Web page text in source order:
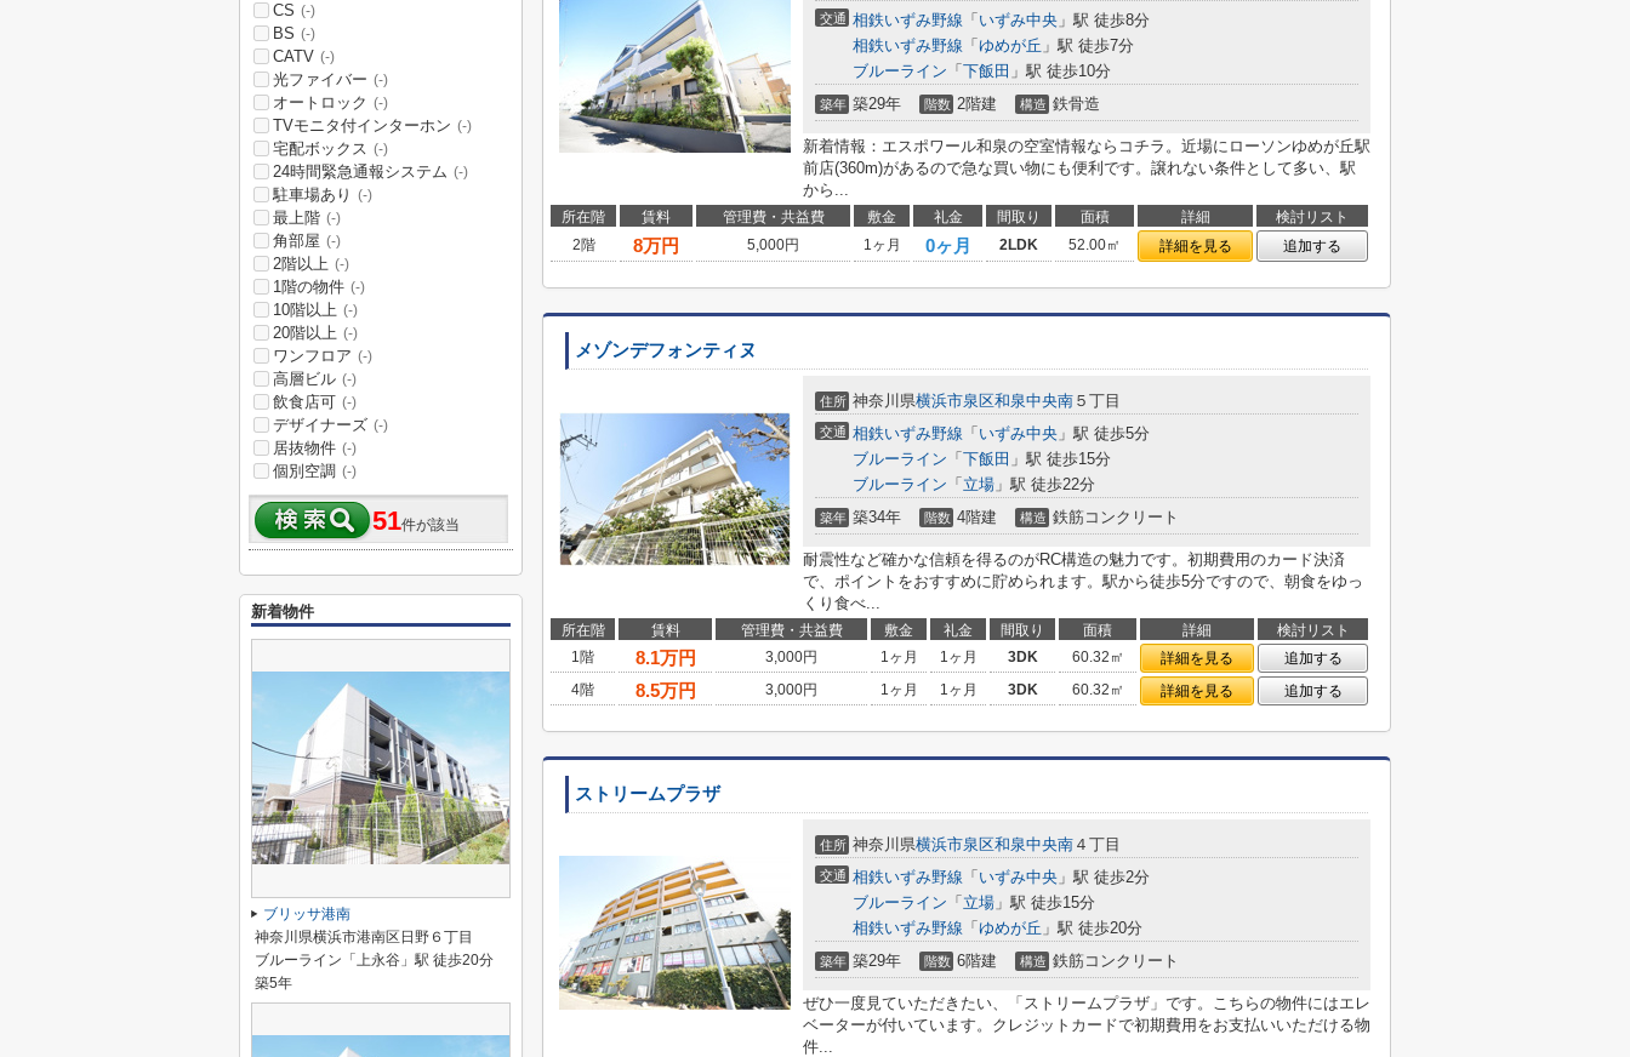
交通 相鉄いずみ野線 「 いずみ中央 」駅 徒歩8分
相鉄いずみ野線 「 ゆめが丘 」駅 徒歩7分
ブルーライン 「 下飯田 」駅 徒歩10分
築年 築29年 階数 2階建 構造 鉄骨造
新着情報：エスポワール和泉の空室情報ならコチラ。近場にローソンゆめが丘駅
前店(360m)があるので急な買い物にも便利です。譲れない条件として多い、駅
から...
所在階 賃料 管理費・共益費 敷金 礼金 間取り 面積 詳細
検討リスト
2階
8万円 5,000円 1ヶ月 0ヶ月 2LDK 52.00㎡ 詳細を見る 追加する
メゾンデフォンティヌ
住所 神奈川県横浜市泉区和泉中央南 ５丁目
交通 相鉄いずみ野線 「 いずみ中央 」駅 徒歩5分
ブルーライン 「 下飯田 」駅 徒歩15分
ブルーライン 「 立場 」駅 徒歩22分
築年 築34年 階数 4階建 構造 鉄筋コンクリート
耐震性など確かな信頼を得るのがRC構造の魅力です。初期費用のカード決済
で、ポイントをおすすめに貯められます。駅から徒歩5分ですので、朝食をゆっ
くり食べ...
所在階 賃料 管理費・共益費 敷金 礼金 間取り 面積 詳細
検討リスト
1階
8.1万円 3,000円 1ヶ月 1ヶ月 3DK 60.32㎡ 詳細を見る
追加する
4階
8.5万円 3,000円 1ヶ月 1ヶ月 3DK 60.32㎡ 詳細を見る 追加する
ストリームプラザ
住所 神奈川県横浜市泉区和泉中央南 ４丁目
交通 相鉄いずみ野線 「 いずみ中央 」駅 徒歩2分
ブルーライン 「 立場 」駅 徒歩15分
相鉄いずみ野線 「 ゆめが丘 」駅 徒歩20分
築年 築29年 階数 6階建 構造 鉄筋コンクリート
ぜひ一度見ていただきたい、「ストリームプラザ」です。こちらの物件にはエレ
ベーターが付いています。クレジットカードで初期費用をお支払いいただける物
件...
CS (-)
BS (-)
CATV (-)
光ファイバー (-)
オートロック (-)
TVモニタ付インターホン (-)
宅配ボックス (-)
24時間緊急通報システム (-)
駐車場あり (-)
最上階 (-)
角部屋 (-)
2階以上 (-)
1階の物件 (-)
10階以上 (-)
20階以上 (-)
ワンフロア (-)
高層ビル (-)
飲食店可 (-)
デザイナーズ (-)
居抜物件 (-)
個別空調 (-)
51件が該当
新着物件
ブリッサ港南
神奈川県横浜市港南区日野６丁目
ブルーライン「上永谷」駅 徒歩20分
築5年